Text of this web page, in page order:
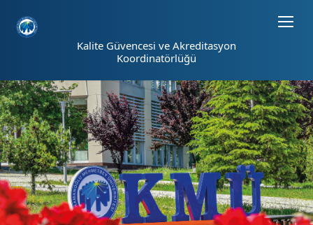
Kalite Güvencesi ve Akreditasyon
Koordinatörlüğü